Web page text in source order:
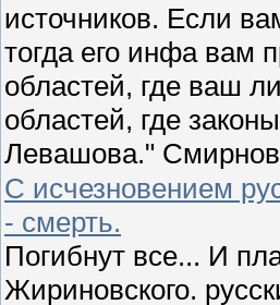
источников. Если
тогда его инфа вам
областей, где ваш
областей, где
Левашова."
С исчезновением
- смерть.
Погибнут все... И
Жириновского.